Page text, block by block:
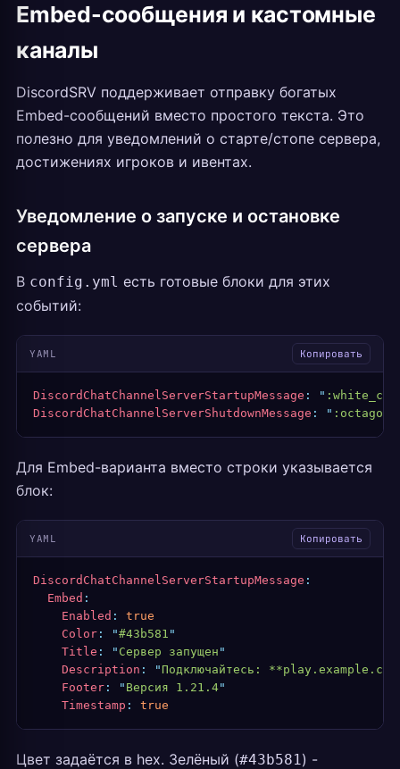
Embed-сообщения и кастомные
каналы
DiscordSRV поддерживает отправку богатых
Embed-сообщений вместо простого текста. Это
полезно для уведомлений о старте/стопе сервера,
достижениях игроков и ивентах.
Уведомление о запуске и остановке
сервера
В config.yml есть готовые блоки для этих
событий:
YAML Копировать
DiscordChatChannelServerStartupMessage : "
DiscordChatChannelServerShutdownMessage : "
Для Embed-варианта вместо строки указывается
блок:
YAML Копировать
DiscordChatChannelServerStartupMessage :
  Embed
:
    Enabled
:
true
    Color
: "#43b581 "
    Title
: " Сервер запущен "
    Description
: "Подключайтесь:
    Footer
: " Версия 1.21.4"
    Timestamp
: true
Цвет задаётся в hex. Зелёный (#43b581) -